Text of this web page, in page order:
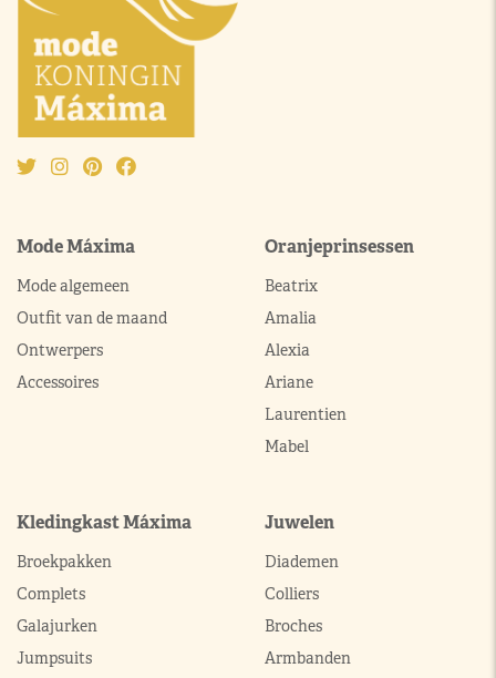
Mode Máxima
Mode algemeen
Outfit van de maand
Ontwerpers
Accessoires
Oranjeprinsessen
Beatrix
Amalia
Alexia
Ariane
Laurentien
Mabel
Kledingkast Máxima
Broekpakken
Complets
Galajurken
Jumpsuits
Juwelen
Diademen
Colliers
Broches
Armbanden